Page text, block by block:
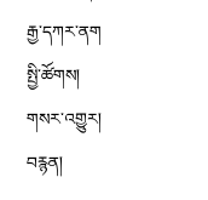
རྒྱ་དཀར་ནག
སྤྱི་ཚོགས།
གསར་འགྱུར།
བརྙན།